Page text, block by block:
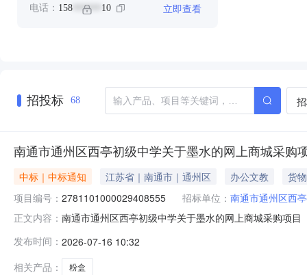
电话： 158 ****** 10 立即查看
招投标 68
南通市通州区西亭初级中学关于墨水的网上商城采购
中标｜中标通知 江苏省｜南通市｜通州区 办公文教
货物
项目编号： 2781101000029408555 招标单位： 南通市通州区西
正文内容： 南通市通州区西亭初级中学关于墨水的网上商城采购项
所在行政区划名称:江苏省南通市通州区报价起止时间:-
发布时间： 2026-07-16 10:32
相关产品：
粉盒